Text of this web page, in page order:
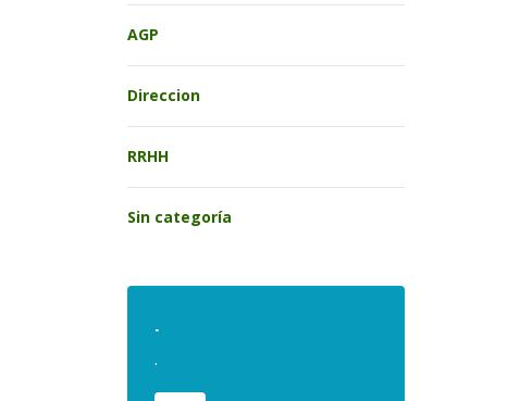
AGP
Direccion
RRHH
Sin categoría
.
.